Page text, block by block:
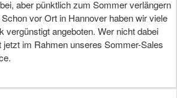
aber pünktlich zum Sommer verlängern
vor Ort in Hannover haben wir viele
vergünstigt angeboten. Wer nicht dabei
im Rahmen unseres Sommer-Sales